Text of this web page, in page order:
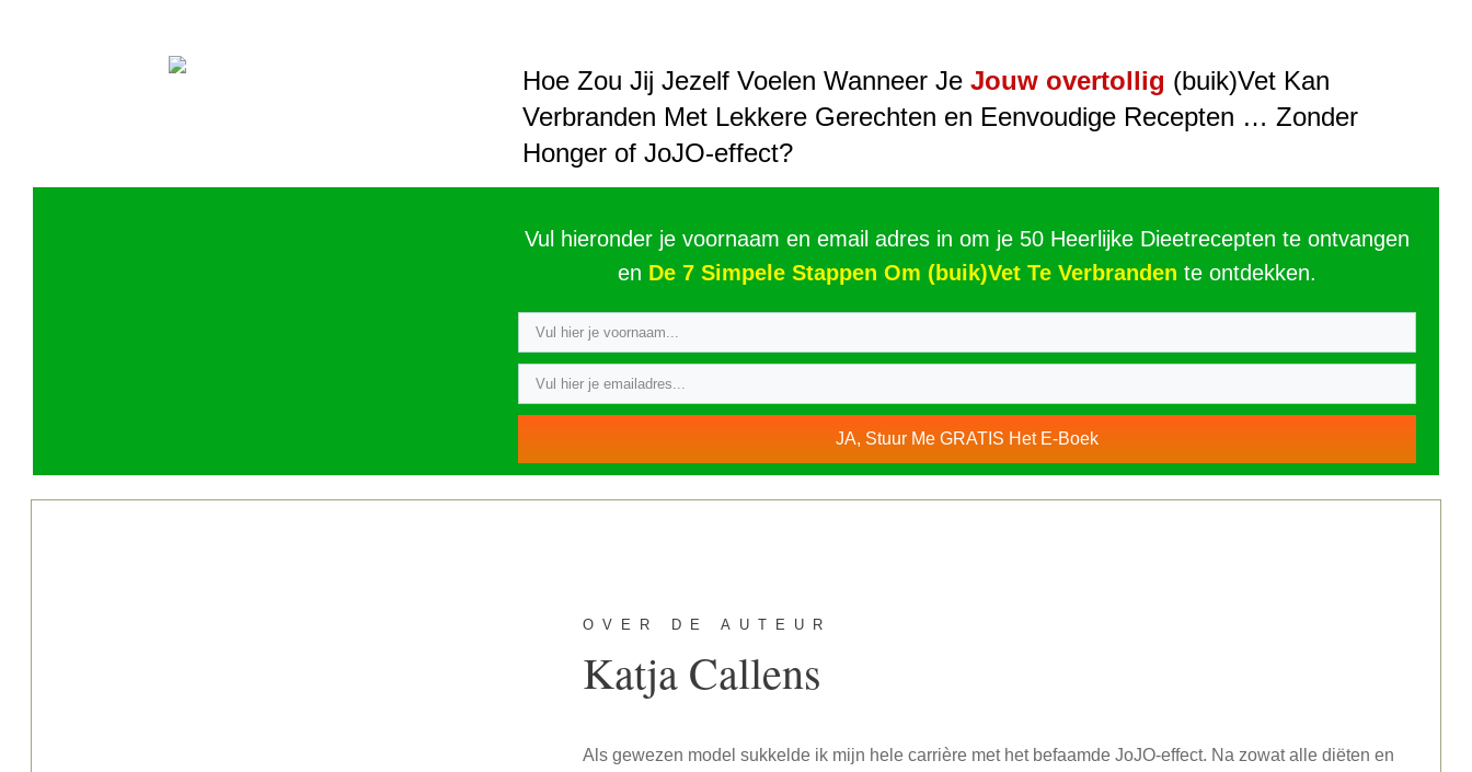
Hoe Zou Jij Jezelf Voelen Wanneer Je Jouw overtollig (buik)Vet Kan
Verbranden Met Lekkere Gerechten en Eenvoudige Recepten … Zonder
Honger of JoJO-effect?
Vul hieronder je voornaam en email adres in om je 50 Heerlijke Dieetrecepten te ontvangen
en De 7 Simpele Stappen Om (buik)Vet Te Verbranden te ontdekken.
JA, Stuur Me GRATIS Het E-Boek
OVER DE AUTEUR
Katja Callens
Als gewezen model sukkelde ik mijn hele carrière met het befaamde JoJO-effect. Na zowat alle diëten en